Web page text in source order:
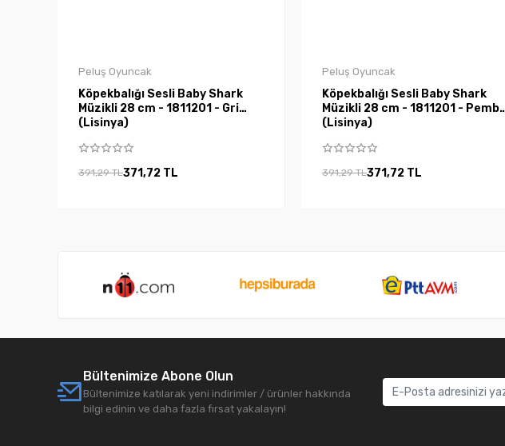
Peluş Oyuncak
Köpekbalığı Sesli Baby Shark
Müzikli 28 cm - 1811201 - Gri
(Lisinya)
391,29 TL371,72 TL
Peluş Oyuncak
Köpekbalığı Sesli Baby Shark
Müzikli 28 cm - 1811201 - Pembe
(Lisinya)
391,29 TL371,72 TL
Bültenimize Abone Olun
Bültenimize katılarak yeni indirimler / ürünler hakkında
bilgi edinin ve daha fazla fırsat yakalayın!